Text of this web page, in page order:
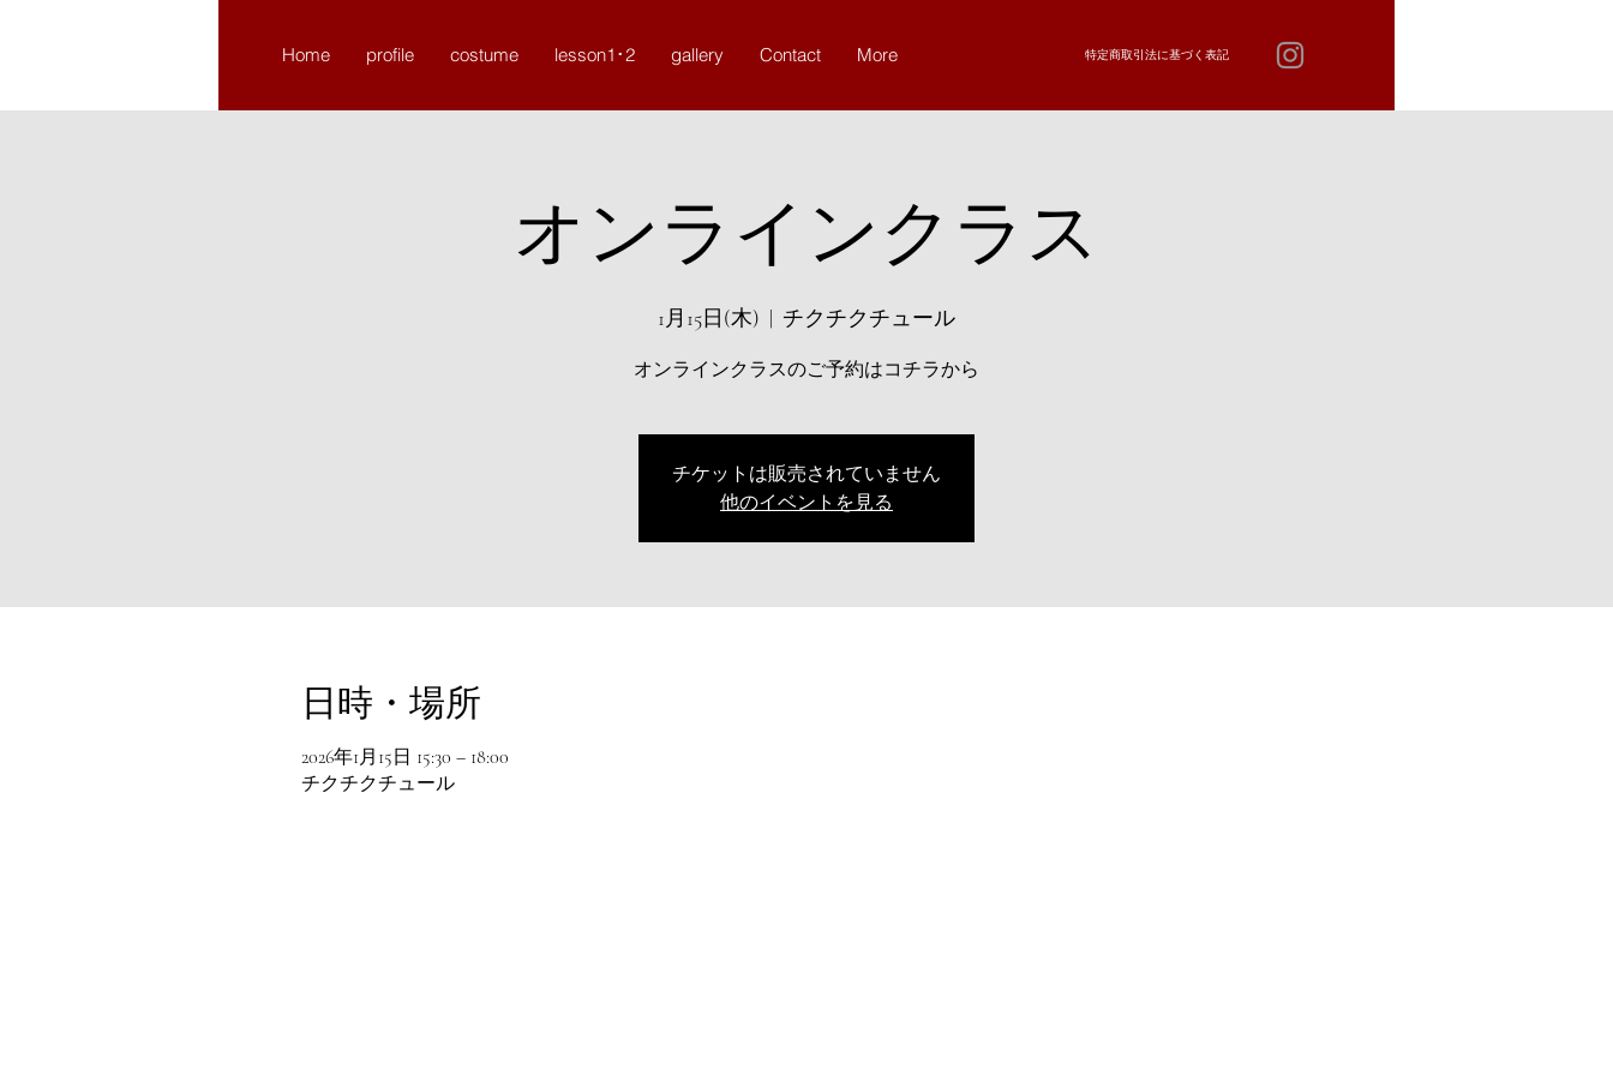
Home profile costume lesson1･2 gallery Contact More 特定商取引法に基づく表記
オンラインクラス
1月15日(木)
  |
チクチクチュール
オンラインクラスのご予約はコチラから
チケットは販売されていません
他のイベントを見る
日時・場所
2026年1月15日 15:30 – 18:00
チクチクチュール